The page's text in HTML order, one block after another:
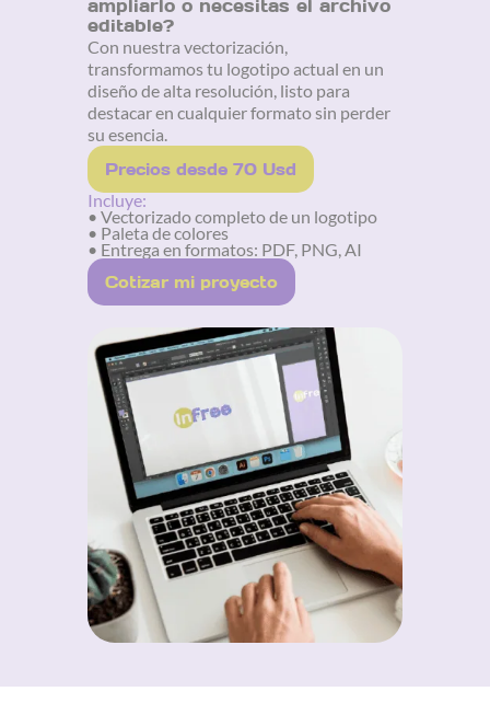
ampliarlo o necesitas el archivo
editable?
Con nuestra vectorización,
transformamos tu logotipo actual en un
diseño de alta resolución, listo para
destacar en cualquier formato sin perder
su esencia.
Precios desde 70 Usd
Incluye:
• Vectorizado completo de un logotipo
• Paleta de colores
• Entrega en formatos: PDF, PNG, AI
Cotizar mi proyecto